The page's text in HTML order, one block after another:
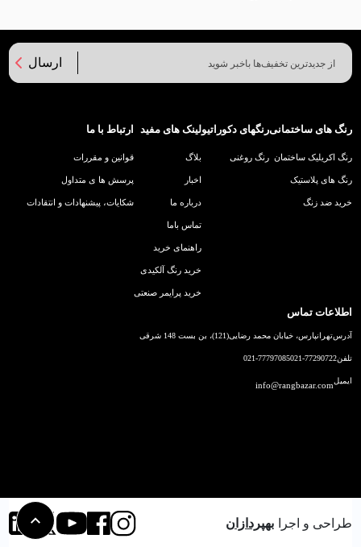
ارسال
رنگ های ساختمانی
رنگ اکریلیک ساختمان
رنگ های پلاستیک
خرید ضد زنگ
رنگهای دکوراتیو
رنگ روغنی
لینک های مفید
بلاگ
اخبار
درباره ما
تماس باما
راهنمای خرید
خرید رنگ آلکیدی
خرید پرایمر صنعتی
ارتباط با ما
قوانین و مقررات
پرسش ها ی متداول
شکایات، پیشنهادات و انتقادات
اطلاعات تماس
آدرستهرانپارس، خیابان محمد رضایی(121)، بن بست 148 شرقی
تلفن021-77290722
021-77797085
ایمیلinfo@rangbazar.com
طراحی و اجرا بهپردازان